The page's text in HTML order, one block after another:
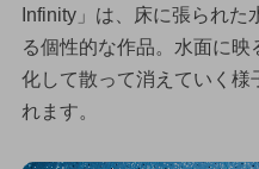
Infinity」は、床に張られ
る個性的な作品。水面に
化して散って消えていく様
れます。